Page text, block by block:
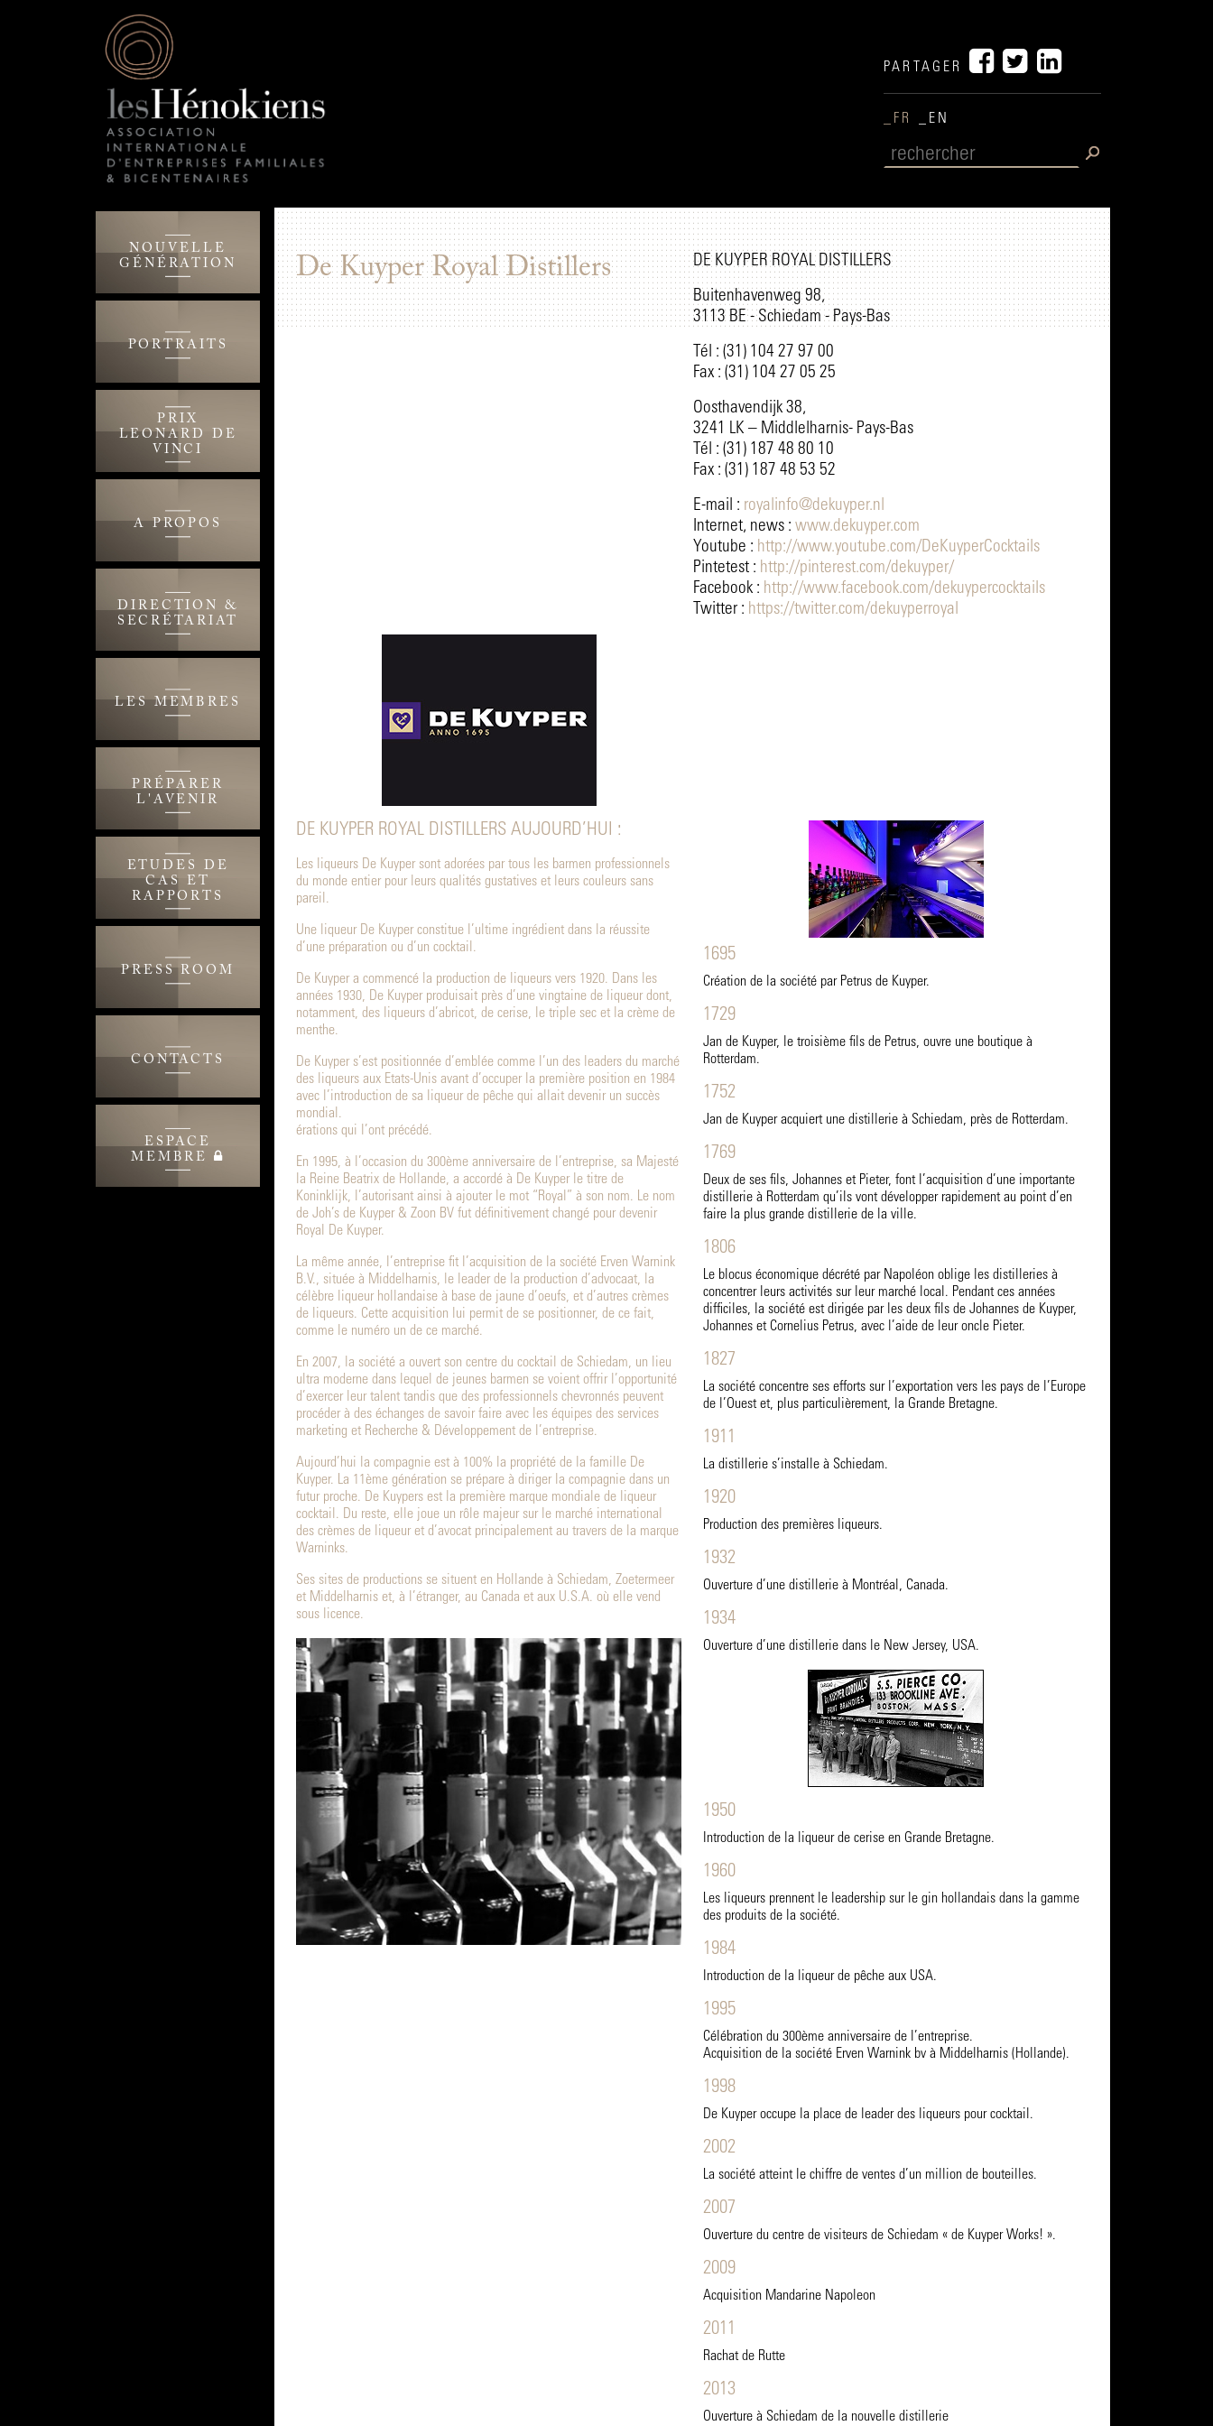
PARTAGER
_FR _EN
NOUVELLE
GÉNÉRATION
PORTRAITS
PRIX
LEONARD DE
VINCI
A PROPOS
DIRECTION &
SECRÉTARIAT
LES MEMBRES
PRÉPARER
L'AVENIR
ETUDES DE
CAS ET
RAPPORTS
PRESS ROOM
CONTACTS
ESPACE
MEMBRE
De Kuyper Royal Distillers DE KUYPER ROYAL DISTILLERS
Buitenhavenweg 98,
3113 BE - Schiedam - Pays-Bas
Tél : (31) 104 27 97 00
Fax : (31) 104 27 05 25
Oosthavendijk 38,
3241 LK – Middlelharnis- Pays-Bas
Tél : (31) 187 48 80 10
Fax : (31) 187 48 53 52
E-mail : royalinfo@dekuyper.nl
Internet, news : www.dekuyper.com
Youtube : http://www.youtube.com/DeKuyperCocktails
Pintetest : http://pinterest.com/dekuyper/
Facebook : http://www.facebook.com/dekuypercocktails
Twitter : https://twitter.com/dekuyperroyal
DE KUYPER ROYAL DISTILLERS AUJOURD’HUI :
Les liqueurs De Kuyper sont adorées par tous les barmen professionnels
du monde entier pour leurs qualités gustatives et leurs couleurs sans
pareil.
Une liqueur De Kuyper constitue l’ultime ingrédient dans la réussite
d’une préparation ou d’un cocktail.
De Kuyper a commencé la production de liqueurs vers 1920. Dans les
années 1930, De Kuyper produisait près d’une vingtaine de liqueur dont,
notamment, des liqueurs d’abricot, de cerise, le triple sec et la crème de
menthe.
De Kuyper s’est positionnée d’emblée comme l’un des leaders du marché
des liqueurs aux Etats-Unis avant d’occuper la première position en 1984
avec l’introduction de sa liqueur de pêche qui allait devenir un succès
mondial.
érations qui l’ont précédé.
En 1995, à l’occasion du 300ème anniversaire de l’entreprise, sa Majesté
la Reine Beatrix de Hollande, a accordé à De Kuyper le titre de
Koninklijk, l’autorisant ainsi à ajouter le mot “Royal” à son nom. Le nom
de Joh’s de Kuyper & Zoon BV fut définitivement changé pour devenir
Royal De Kuyper.
La même année, l’entreprise fit l’acquisition de la société Erven Warnink
B.V., située à Middelharnis, le leader de la production d’advocaat, la
célèbre liqueur hollandaise à base de jaune d’oeufs, et d’autres crèmes
de liqueurs. Cette acquisition lui permit de se positionner, de ce fait,
comme le numéro un de ce marché.
En 2007, la société a ouvert son centre du cocktail de Schiedam, un lieu
ultra moderne dans lequel de jeunes barmen se voient offrir l’opportunité
d’exercer leur talent tandis que des professionnels chevronnés peuvent
procéder à des échanges de savoir faire avec les équipes des services
marketing et Recherche & Développement de l’entreprise.
Aujourd’hui la compagnie est à 100% la propriété de la famille De
Kuyper. La 11ème génération se prépare à diriger la compagnie dans un
futur proche. De Kuypers est la première marque mondiale de liqueur
cocktail. Du reste, elle joue un rôle majeur sur le marché international
des crèmes de liqueur et d’avocat principalement au travers de la marque
Warninks.
Ses sites de productions se situent en Hollande à Schiedam, Zoetermeer
et Middelharnis et, à l’étranger, au Canada et aux U.S.A. où elle vend
sous licence.
1695
Création de la société par Petrus de Kuyper.
1729
Jan de Kuyper, le troisième fils de Petrus, ouvre une boutique à
Rotterdam.
1752
Jan de Kuyper acquiert une distillerie à Schiedam, près de Rotterdam.
1769
Deux de ses fils, Johannes et Pieter, font l’acquisition d’une importante
distillerie à Rotterdam qu’ils vont développer rapidement au point d’en
faire la plus grande distillerie de la ville.
1806
Le blocus économique décrété par Napoléon oblige les distilleries à
concentrer leurs activités sur leur marché local. Pendant ces années
difficiles, la société est dirigée par les deux fils de Johannes de Kuyper,
Johannes et Cornelius Petrus, avec l’aide de leur oncle Pieter.
1827
La société concentre ses efforts sur l’exportation vers les pays de l’Europe
de l’Ouest et, plus particulièrement, la Grande Bretagne.
1911
La distillerie s’installe à Schiedam.
1920
Production des premières liqueurs.
1932
Ouverture d’une distillerie à Montréal, Canada.
1934
Ouverture d’une distillerie dans le New Jersey, USA.
1950
Introduction de la liqueur de cerise en Grande Bretagne.
1960
Les liqueurs prennent le leadership sur le gin hollandais dans la gamme
des produits de la société.
1984
Introduction de la liqueur de pêche aux USA.
1995
Célébration du 300ème anniversaire de l’entreprise.
Acquisition de la société Erven Warnink bv à Middelharnis (Hollande).
1998
De Kuyper occupe la place de leader des liqueurs pour cocktail.
2002
La société atteint le chiffre de ventes d’un million de bouteilles.
2007
Ouverture du centre de visiteurs de Schiedam « de Kuyper Works! ».
2009
Acquisition Mandarine Napoleon
2011
Rachat de Rutte
2013
Ouverture à Schiedam de la nouvelle distillerie